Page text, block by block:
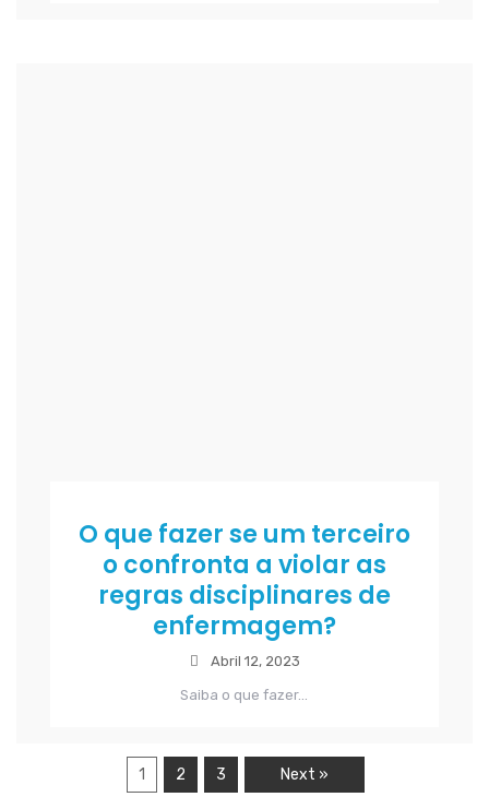
O que fazer se um terceiro
o confronta a violar as
regras disciplinares de
enfermagem?
Abril 12, 2023
Saiba o que fazer...
1 2 3 Next »